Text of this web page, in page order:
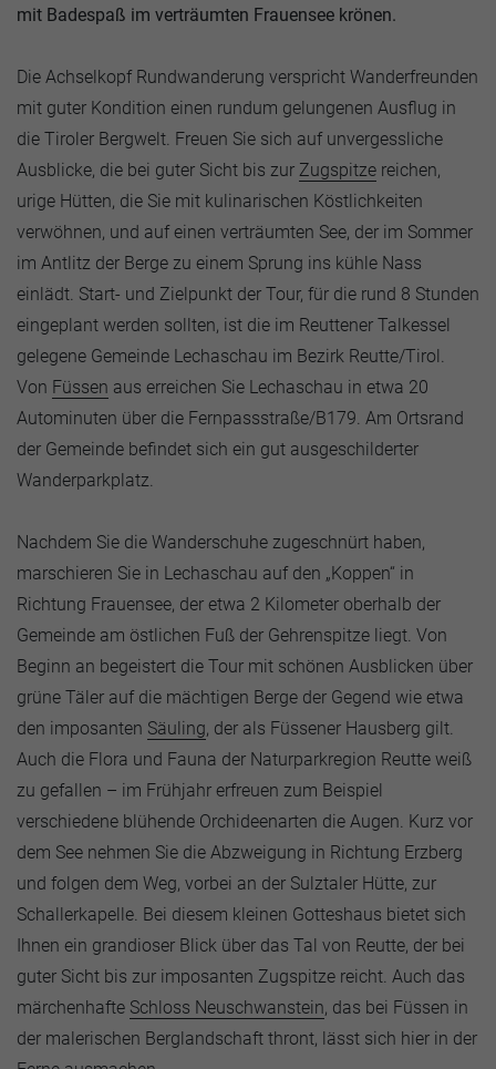
mit Badespaß im verträumten Frauensee krönen.
Die Achselkopf Rundwanderung verspricht Wanderfreunden
mit guter Kondition einen rundum gelungenen Ausflug in
die Tiroler Bergwelt. Freuen Sie sich auf unvergessliche
Ausblicke, die bei guter Sicht bis zur Zugspitze reichen,
urige Hütten, die Sie mit kulinarischen Köstlichkeiten
verwöhnen, und auf einen verträumten See, der im Sommer
im Antlitz der Berge zu einem Sprung ins kühle Nass
einlädt. Start- und Zielpunkt der Tour, für die rund 8 Stunden
eingeplant werden sollten, ist die im Reuttener Talkessel
gelegene Gemeinde Lechaschau im Bezirk Reutte/Tirol.
Von Füssen aus erreichen Sie Lechaschau in etwa 20
Autominuten über die Fernpassstraße/B179. Am Ortsrand
der Gemeinde befindet sich ein gut ausgeschilderter
Wanderparkplatz.
Nachdem Sie die Wanderschuhe zugeschnürt haben,
marschieren Sie in Lechaschau auf den „Koppen“ in
Richtung Frauensee, der etwa 2 Kilometer oberhalb der
Gemeinde am östlichen Fuß der Gehrenspitze liegt. Von
Beginn an begeistert die Tour mit schönen Ausblicken über
grüne Täler auf die mächtigen Berge der Gegend wie etwa
den imposanten Säuling, der als Füssener Hausberg gilt.
Auch die Flora und Fauna der Naturparkregion Reutte weiß
zu gefallen – im Frühjahr erfreuen zum Beispiel
verschiedene blühende Orchideenarten die Augen. Kurz vor
dem See nehmen Sie die Abzweigung in Richtung Erzberg
und folgen dem Weg, vorbei an der Sulztaler Hütte, zur
Schallerkapelle. Bei diesem kleinen Gotteshaus bietet sich
Ihnen ein grandioser Blick über das Tal von Reutte, der bei
guter Sicht bis zur imposanten Zugspitze reicht. Auch das
märchenhafte Schloss Neuschwanstein, das bei Füssen in
der malerischen Berglandschaft thront, lässt sich hier in der